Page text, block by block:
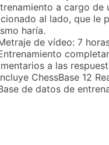
a cargo
al lado, que le
haría.
de vídeo: 7
a las
ChessBase 12
de datos de